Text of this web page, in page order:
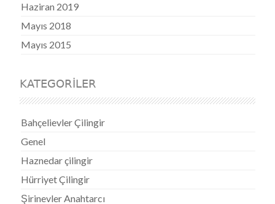
Haziran 2019
Mayıs 2018
Mayıs 2015
KATEGORILER
Bahçelievler Çilingir
Genel
Haznedar çilingir
Hürriyet Çilingir
Şirinevler Anahtarcı